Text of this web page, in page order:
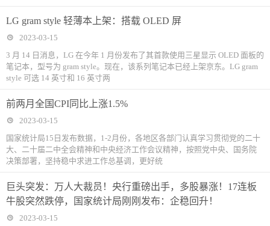
LG gram style 轻薄本上架：搭载 OLED 屏
2023-03-15
3 月 14 日消息，LG 在今年 1 月份发布了其首款使用三星显示 OLED 面板的
笔记本，型号为 gram style。现在，该系列笔记本已经上架京东。LG gram
style 可选 14 英寸和 16 英寸两
前两月全国CPI同比上涨1.5%
2023-03-15
国家统计局15日发布数据，1-2月份，各地区各部门认真学习贯彻党的二十
大、二十届二中全会精神和中央经济工作会议精神，按照党中央、国务院
决策部署，坚持稳中求进工作总基调，更好统
巨头突发：万人大裁员！央行重磅出手，多股暴涨！17连板
牛股突然跌停，国家统计局刚刚发布：企稳回升！
2023-03-15